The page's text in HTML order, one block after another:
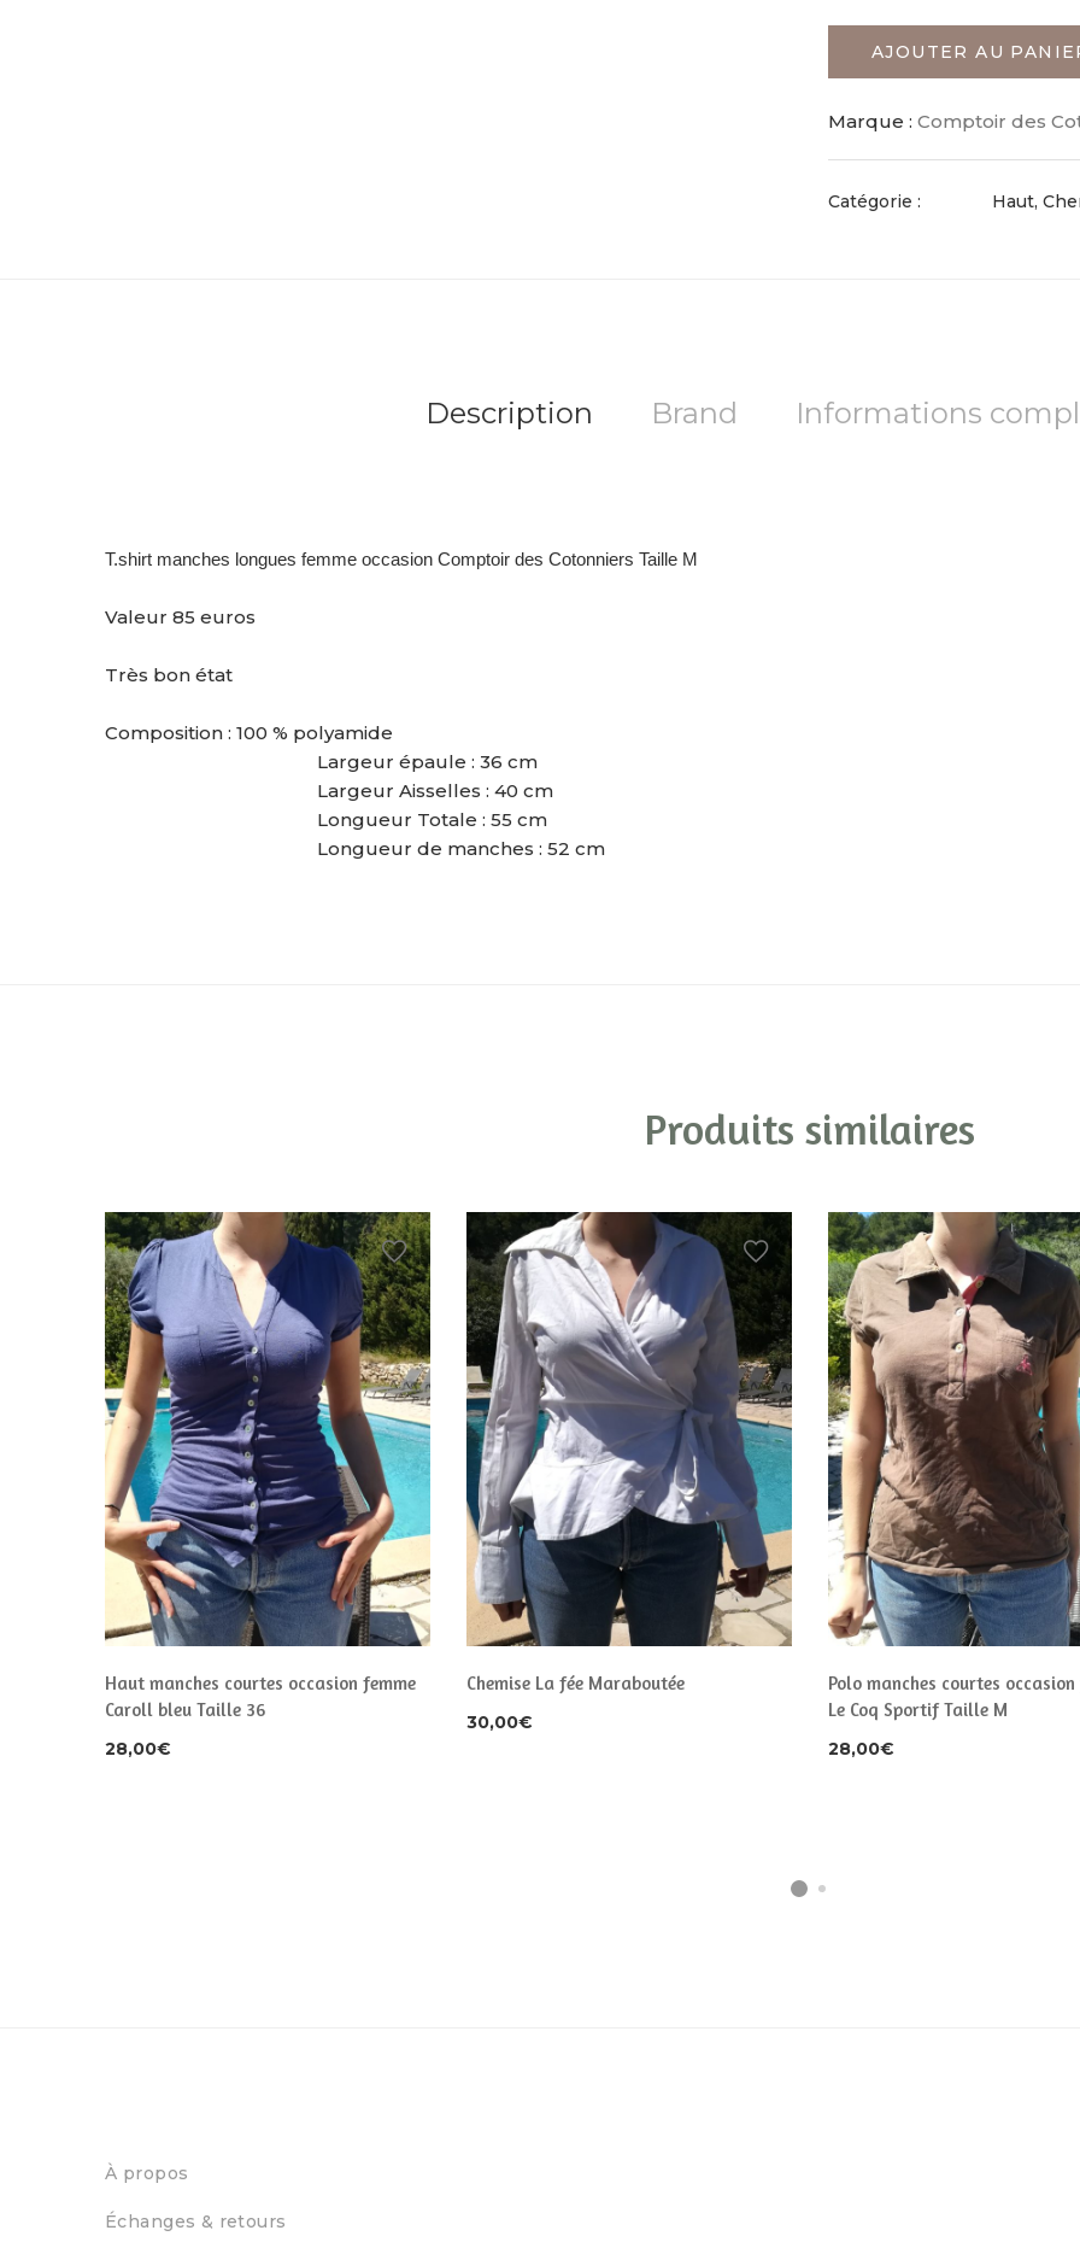
AJOUTER AU
Marque : Comptoir des
Catégorie : Haut,
Description Brand Informations
T.shirt manches longues femme occasion Comptoir des Cotonniers Taille M
Valeur 85 euros
Très bon état
Composition : 100 % polyamide
Largeur épaule : 36 cm
Largeur Aisselles : 40 cm
Longueur Totale : 55 cm
Longueur de manches : 52 cm
Produits similaires
Haut manches courtes occasion femme
Caroll bleu Taille 36
28,00€
Chemise La fée Maraboutée
30,00€
Polo manches courtes occasion
Le Coq Sportif Taille M
28,00€
À propos
Échanges & retours